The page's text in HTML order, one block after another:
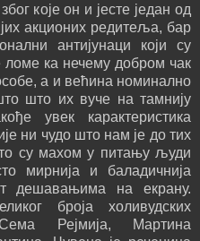
које он и јесте један од
акционих редитеља, бар
антијунаци који су
ломе ка нечему добром чак
а и већина номинално
што их вуче на тамнију
увек карактеристика
ни чудо што нам је до тих
су махом у питању људи
мирнија и баладичнија
дешавањима на екрану.
броја холивудских
Рејмија, Мартина